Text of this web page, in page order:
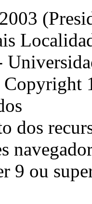
dos
9 ou